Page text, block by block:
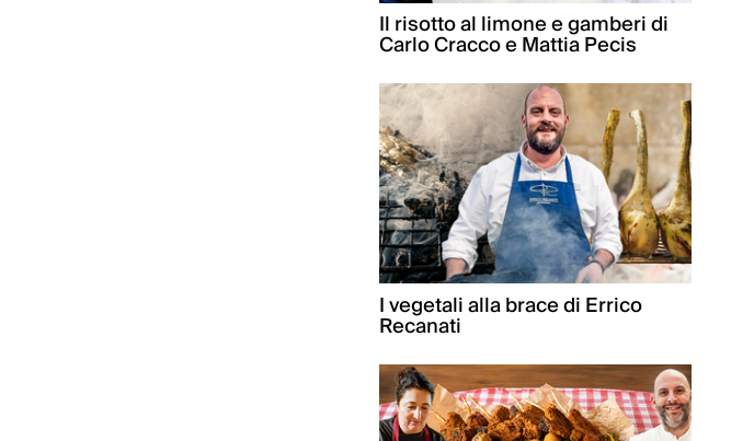
Il risotto al limone e gamberi di
Carlo Cracco e Mattia Pecis
I vegetali alla brace di Errico
Recanati